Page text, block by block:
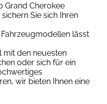
Grand Cherokee
Sie sich Ihren
lässt
mit den neuesten
oder sich für ein
wir bieten Ihnen eine